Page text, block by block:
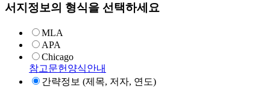
서지정보의 형식을 선택하세요
MLA
APA
Chicago
참고문헌양식안내
간략정보 (제목, 저자, 연도)